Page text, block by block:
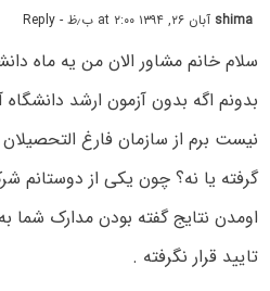
shima آبان ۲۶, ۱۳۹۴ at ۲:۰۰ ب٫ظ - Reply
سلام خانم مشاور الان من یه ماه
بدونم اگه بدون آزمون ارشد دانشگاه
نیست برم از سازمان فارغ التحصیلان
گرفته یا نه؟ چون یکی از دوستانم
اومدن نتایج گفته بودن مدارک شما
تایید قرار نگرفته .